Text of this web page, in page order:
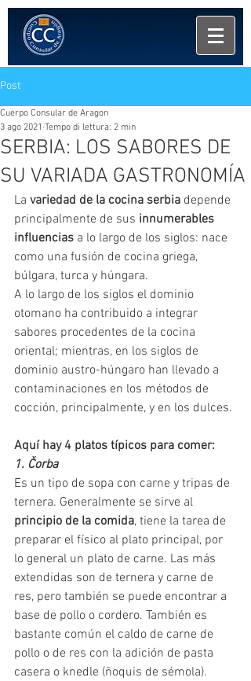
Post
SERBIA: LOS SABORES DE
SU VARIADA GASTRONOMÍA
Cuerpo Consular de Aragon
3 ago 2021 Tempo di lettura: 2 min
La variedad de la cocina serbia depende
principalmente de sus innumerables
influencias a lo largo de los siglos: nace
como una fusión de cocina griega,
búlgara, turca y húngara.
A lo largo de los siglos el dominio
otomano ha contribuido a integrar
sabores procedentes de la cocina
oriental; mientras, en los siglos de
dominio austro-húngaro han llevado a
contaminaciones en los métodos de
cocción, principalmente, y en los dulces.
Aquí hay 4 platos típicos para comer:
1. Čorba
Es un tipo de sopa con carne y tripas de
ternera. Generalmente se sirve al
principio de la comida, tiene la tarea de
preparar el físico al plato principal, por
lo general un plato de carne. Las más
extendidas son de ternera y carne de
res, pero también se puede encontrar a
base de pollo o cordero. También es
bastante común el caldo de carne de
pollo o de res con la adición de pasta
casera o knedle (ñoquis de sémola).